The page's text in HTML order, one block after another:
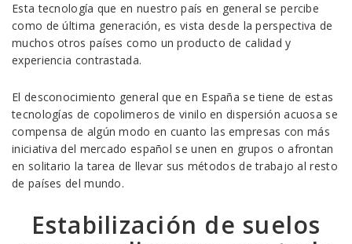
Esta tecnología que en nuestro país en general se percibe
como de última generación, es vista desde la perspectiva de
muchos otros países como un producto de calidad y
experiencia contrastada.
El desconocimiento general que en España se tiene de estas
tecnologías de copolimeros de vinilo en dispersión acuosa se
compensa de algún modo en cuanto las empresas con más
iniciativa del mercado español se unen en grupos o afrontan
en solitario la tarea de llevar sus métodos de trabajo al resto
de países del mundo.
Estabilización de suelos